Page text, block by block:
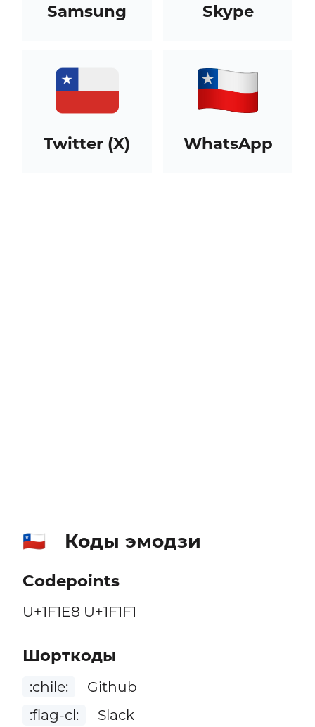
Samsung Skype
Twitter (X) WhatsApp
🇨🇱 Коды эмодзи
Codepoints
U+1F1E8 U+1F1F1
Шорткоды
:chile:
Github
:flag-cl:
Slack